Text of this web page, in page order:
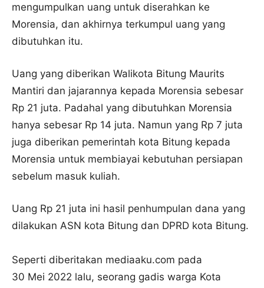
mengumpulkan uang untuk diserahkan ke
Morensia, dan akhirnya terkumpul uang yang
dibutuhkan itu.
Uang yang diberikan Walikota Bitung Maurits
Mantiri dan jajarannya kepada Morensia sebesar
Rp 21 juta. Padahal yang dibutuhkan Morensia
hanya sebesar Rp 14 juta. Namun yang Rp 7 juta
juga diberikan pemerintah kota Bitung kepada
Morensia untuk membiayai kebutuhan persiapan
sebelum masuk kuliah.
Uang Rp 21 juta ini hasil penhumpulan dana yang
dilakukan ASN kota Bitung dan DPRD kota Bitung.
Seperti diberitakan mediaaku.com pada
30 Mei 2022 lalu, seorang gadis warga Kota